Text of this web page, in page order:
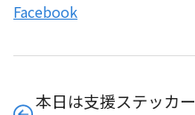
Facebook
本日は支援ステッカ